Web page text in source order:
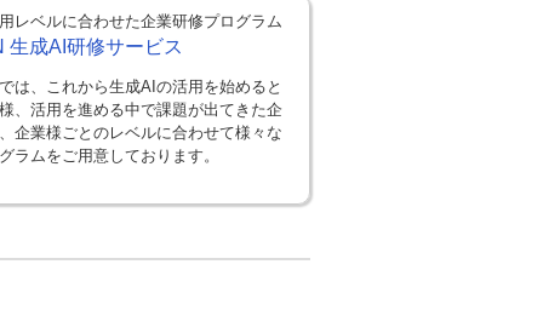
レベルに合わせた企業研修プログラム
生成AI研修サービス
は、これから生成AIの活用を始めると
、活用を進める中で課題が出てきた企
企業様ごとのレベルに合わせて様々な
ラムをご用意しております。